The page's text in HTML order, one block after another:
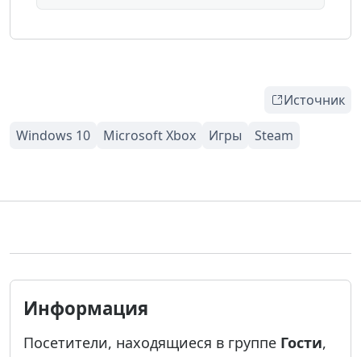
Источник
Информация
Посетители, находящиеся в группе Гости,